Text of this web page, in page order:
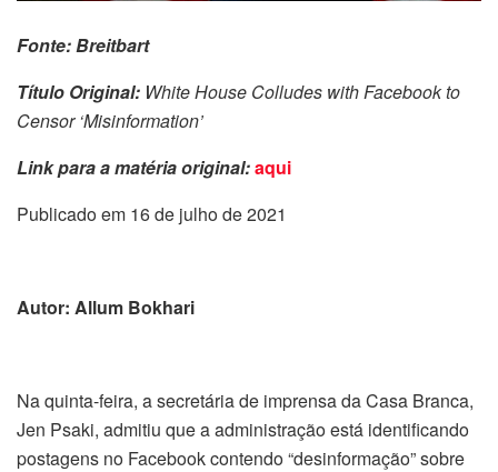
Fonte:Breitbart
Título Original: White House Colludes with Facebook to
Censor ‘Misinformation’
Link para a matéria original:aqui
Publicado em 16 de julho de 2021
Autor: Allum Bokhari
Na quinta-feira, a secretária de imprensa da Casa Branca,
Jen Psaki, admitiu que a administração está identificando
postagens no Facebook contendo “desinformação” sobre